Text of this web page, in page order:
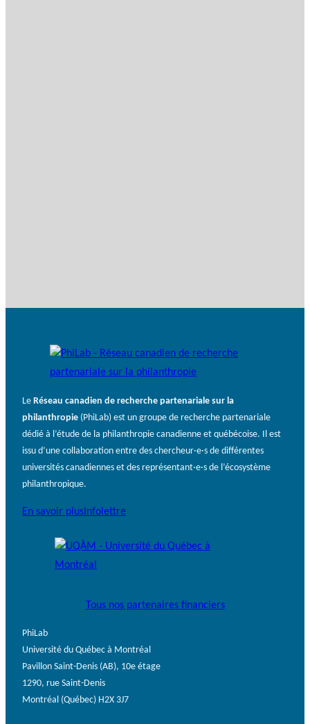
Le Réseau canadien de recherche partenariale sur la
philanthropie (PhiLab) est un groupe de recherche partenariale
dédié à l’étude de la philanthropie canadienne et québécoise. Il est
issu d’une collaboration entre des chercheur·e·s de différentes
universités canadiennes et des représentant·e·s de l’écosystème
philanthropique.
En savoir plus Infolettre
Tous nos partenaires financiers
PhiLab
Université du Québec à Montréal
Pavillon Saint-Denis (AB), 10e étage
1290, rue Saint-Denis
Montréal (Québec) H2X 3J7